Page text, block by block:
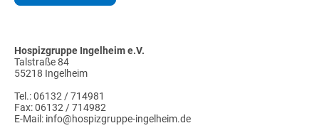
Hospizgruppe Ingelheim e.V.
Talstraße 84
55218 Ingelheim
Tel.: 06132 / 714981
Fax: 06132 / 714982
E-Mail: info@hospizgruppe-ingelheim.de